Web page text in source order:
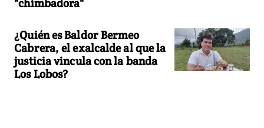
¿Quién es Baldor Bermeo
Cabrera, el exalcalde al que la
justicia vincula con la banda
Los Lobos?